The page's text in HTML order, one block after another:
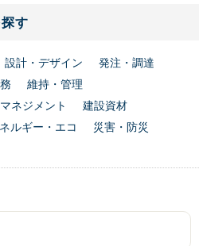
す
設計・デザイン
発注・調達
維持・管理
ネジメント
建設資材
ルギー・エコ
災害・防災